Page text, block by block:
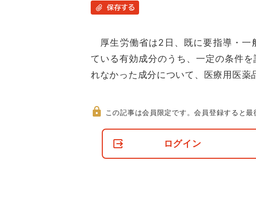
保存する
厚生労働省は2日、既に要指導・一
ている有効成分のうち、一定の条件
れなかった成分について、医療用医
この記事は会員限定です。会員登録すると最
ログイン